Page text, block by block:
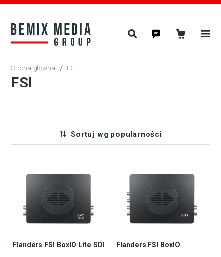
/ FSI
FSI
Sortuj wg popularności
Flanders FSI BoxIO Lite SDI Flanders FSI BoxIO